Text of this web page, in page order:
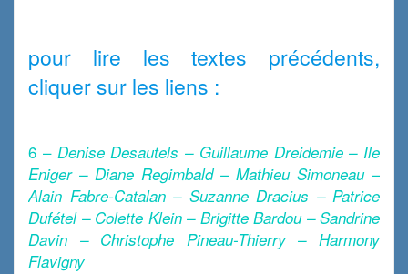
pour lire les textes précédents,
cliquer sur les liens :
6 – Denise Desautels – Guillaume Dreidemie – Ile
Eniger – Diane Regimbald – Mathieu Simoneau –
Alain Fabre-Catalan – Suzanne Dracius – Patrice
Dufétel – Colette Klein – Brigitte Bardou – Sandrine
Davin – Christophe Pineau-Thierry – Harmony
Flavigny